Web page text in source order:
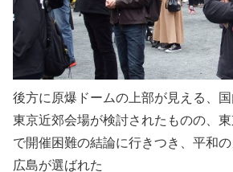
後方に原爆ドームの上部が見える、
東京近郊会場が検討されたものの、
で開催困難の結論に行きつき、平和
広島が選ばれた